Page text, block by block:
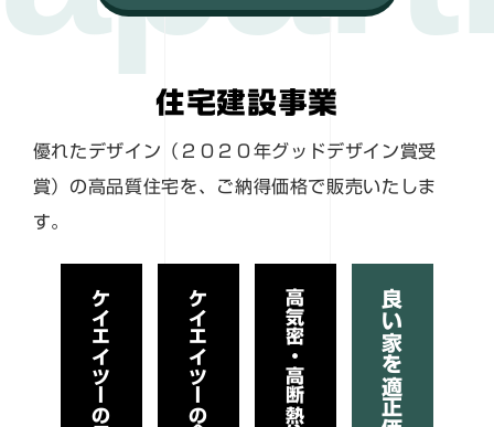
住宅建設事業
優れたデザイン（２０２０年グッドデザイン賞受
賞）の高品質住宅を、ご納得価格で販売いたしま
す。
高気密・高断熱住宅